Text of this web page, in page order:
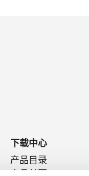
下载中心
产品目录